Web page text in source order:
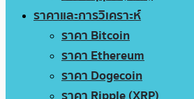
ราคาและการวิเคราะห์
ราคา Bitcoin
ราคา Ethereum
ราคา Dogecoin